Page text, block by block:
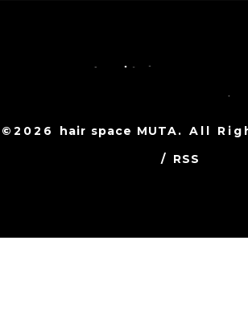
©2026 hair space MUTA. All
/ RSS